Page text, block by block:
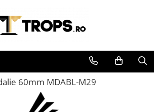
60mm MDABL-M29